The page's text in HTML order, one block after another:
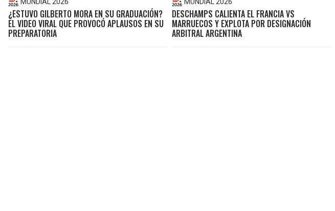
MUNDIAL 2026
¿ESTUVO GILBERTO MORA EN SU GRADUACIÓN?
EL VIDEO VIRAL QUE PROVOCÓ APLAUSOS EN SU
PREPARATORIA
MUNDIAL 2026
DESCHAMPS CALIENTA EL FRANCIA VS
MARRUECOS Y EXPLOTA POR DESIGNACIÓN
ARBITRAL ARGENTINA